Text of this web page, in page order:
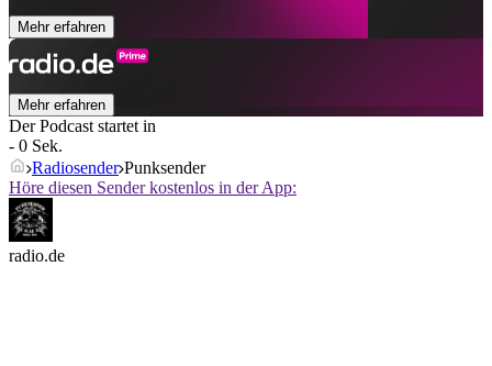
Mehr erfahren
Mehr erfahren
Der Podcast startet in
- 0 Sek.
Radiosender Punksender
Höre diesen Sender kostenlos in der App:
radio.de